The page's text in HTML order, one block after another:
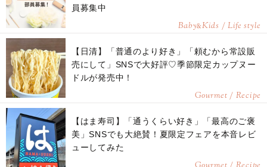
員募集中
Baby&Kids / Life style
【日清】「普通のより好き」「頼むから常設販
売にして」SNSで大好評♡季節限定カップヌー
ドルが発売中！
Gourmet / Recipe
【はま寿司】「通うくらい好き」「最高のご褒
美」SNSでも大絶賛！夏限定フェアを本音レビ
ューしてみた